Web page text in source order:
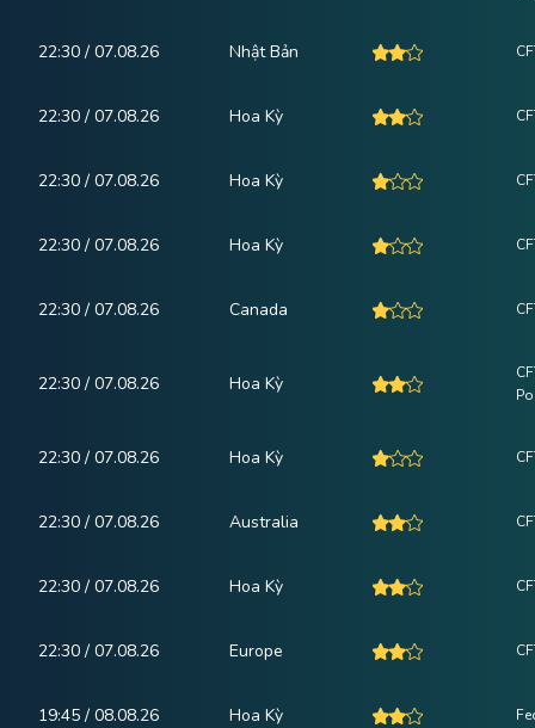
22:30 / 07.08.26 Nhật Bản
22:30 / 07.08.26 Hoa Kỳ
22:30 / 07.08.26 Hoa Kỳ
22:30 / 07.08.26 Hoa Kỳ
22:30 / 07.08.26 Canada
22:30 / 07.08.26 Hoa Kỳ
22:30 / 07.08.26 Hoa Kỳ
22:30 / 07.08.26 Australia
22:30 / 07.08.26 Hoa Kỳ
22:30 / 07.08.26 Europe
19:45 / 08.08.26 Hoa Kỳ